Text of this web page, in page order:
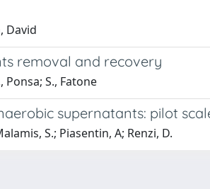
David
removal and recovery
Ponsa; S., Fatone
supernatants: pilot
S.; Piasentin, A; Renzi, D.